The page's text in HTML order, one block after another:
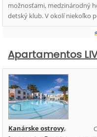
možnosťami, medzinárodný
detský klub. V okolí niekoľko
Apartamentos
Kanárske ostrovy,